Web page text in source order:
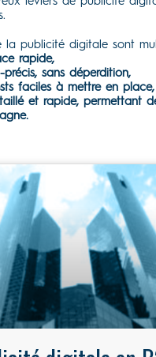
la publicité digitale sont
rapide,
sans déperdition,
faciles à mettre en place,
et rapide, permettant de